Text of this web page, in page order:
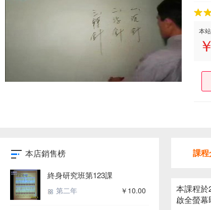
本
￥
本店銷售榜
終身研究班第123課
第二年 ￥10.00
課
本課程
啟全螢幕